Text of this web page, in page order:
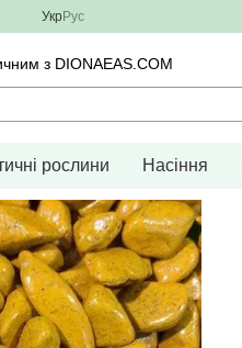
УкрРус
з DIONAEAS.COM
рослини Насіння